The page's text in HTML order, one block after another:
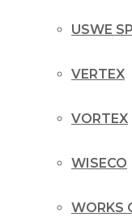
USWE
VERTEX
VORTEX
WISECO
WORKS